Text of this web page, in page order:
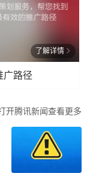
了解详情
广路径
开腾讯新闻查看更多